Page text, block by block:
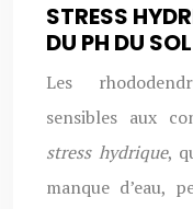
STRESS
DU PH DU SOL
Les
sensibles aux
stress hydrique,
manque d’eau,